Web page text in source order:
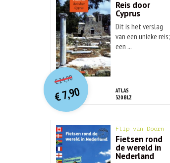
Reis door
Cyprus
Dit is het verslag
van een unieke reis;
een ...
ATLAS
320 BLZ
€24,90O
orspr
onkelijke
prijs
was:
€ 24,90.
€7,90
Huidige
prijs
is:
€ 7,90.
Flip van Doorn
Fietsen rond
de wereld in
Nederland